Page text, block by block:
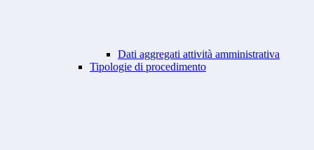
Dati aggregati attività amministrativa
Tipologie di procedimento